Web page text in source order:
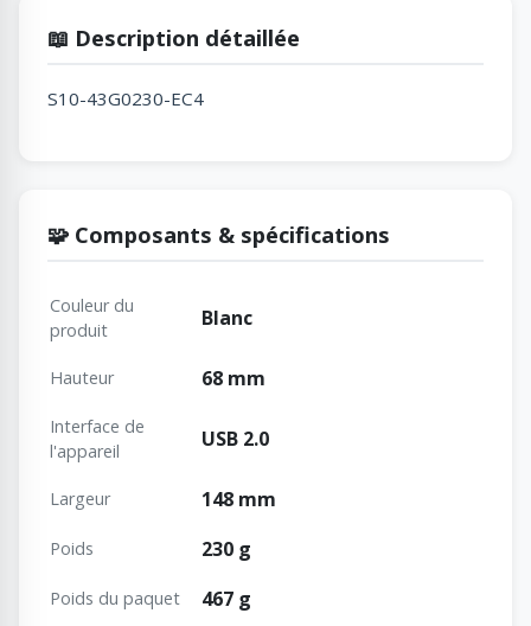
📖 Description détaillée
S10-43G0230-EC4
🧩 Composants & spécifications
Couleur du
produit
Blanc
Hauteur 68 mm
Interface de
l'appareil
USB 2.0
Largeur 148 mm
Poids 230 g
Poids du paquet 467 g